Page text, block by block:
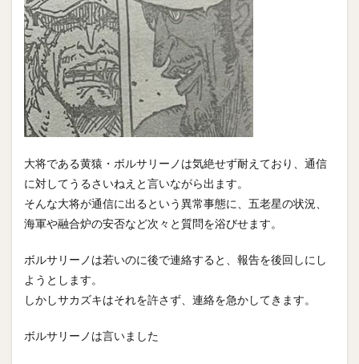
大将である黄猿・ボルサリーノは気絶せず耐えており、通信
に対してうるさいねえと言いながら出ます。
そんな大将が通信に出るという異常事態に、五老星の状況、
海軍や融合炉の安否など次々と質問を浴びせます。
ボルサリーノは若いのに後で連絡すると、報告を後回しにし
ようとします。
しかしサカズキはそれを許さず、連絡を急かしてきます。
ボルサリーノは言いました